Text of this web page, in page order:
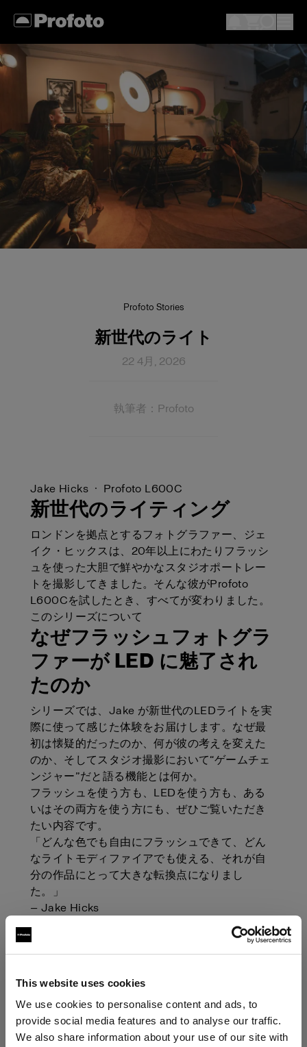
This website uses cookies
We use cookies to personalise content and ads, to
provide social media features and to analyse our traffic.
We also share information about your use of our site with
Profoto Stories
新世代のライト
22 4月, 2026
執筆者：Profoto
Jake Hicks · Profoto L600C
新世代のライティング
ロンドンを拠点とするフォトグラファー、ジェ
イク・ヒックスは、20年以上にわたりフラッシ
ュを使った大胆で鮮やかなスタジオポートレー
トを撮影してきました。そんな彼がProfoto
L600Cを試したとき、すべてが変わりました。
このシリーズについて
なぜフラッシュフォトグラ
ファーが LED に魅了され
たのか
シリーズでは、Jake が新世代のLEDライトを実
際に使って感じた体験をお届けします。なぜ最
初は懐疑的だったのか、何が彼の考えを変えた
のか、そしてスタジオ撮影において“ゲームチェ
ンジャー”だと語る機能とは何か。
フラッシュを使う方も、LEDを使う方も、ある
いはその両方を使う方にも、ぜひご覧いただき
たい内容です。
「どんな色でも自由にフラッシュできて、どん
なライトモディファイアでも使える、それが自
分の作品にとって大きな転換点になりまし
た。」
— Jake Hicks